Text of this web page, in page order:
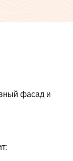
фасад и